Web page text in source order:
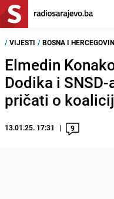
/ VIJESTI / BOSNA I
Elmedin
Dodika i
pričati o
13.01.25. 17:31 9